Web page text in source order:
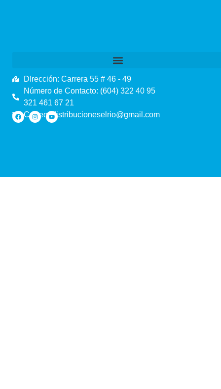
DIrección: Carrera 55 # 46 - 49
Número de Contacto: (604) 322 40 95
321 461 67 21
Correo: distribucioneselrio@gmail.com